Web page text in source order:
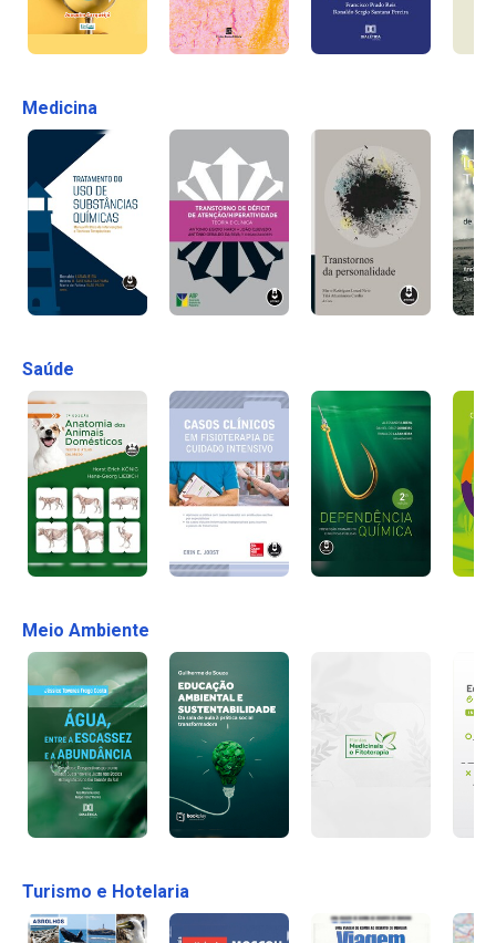
Medicina
Saúde
Meio Ambiente
Turismo e Hotelaria